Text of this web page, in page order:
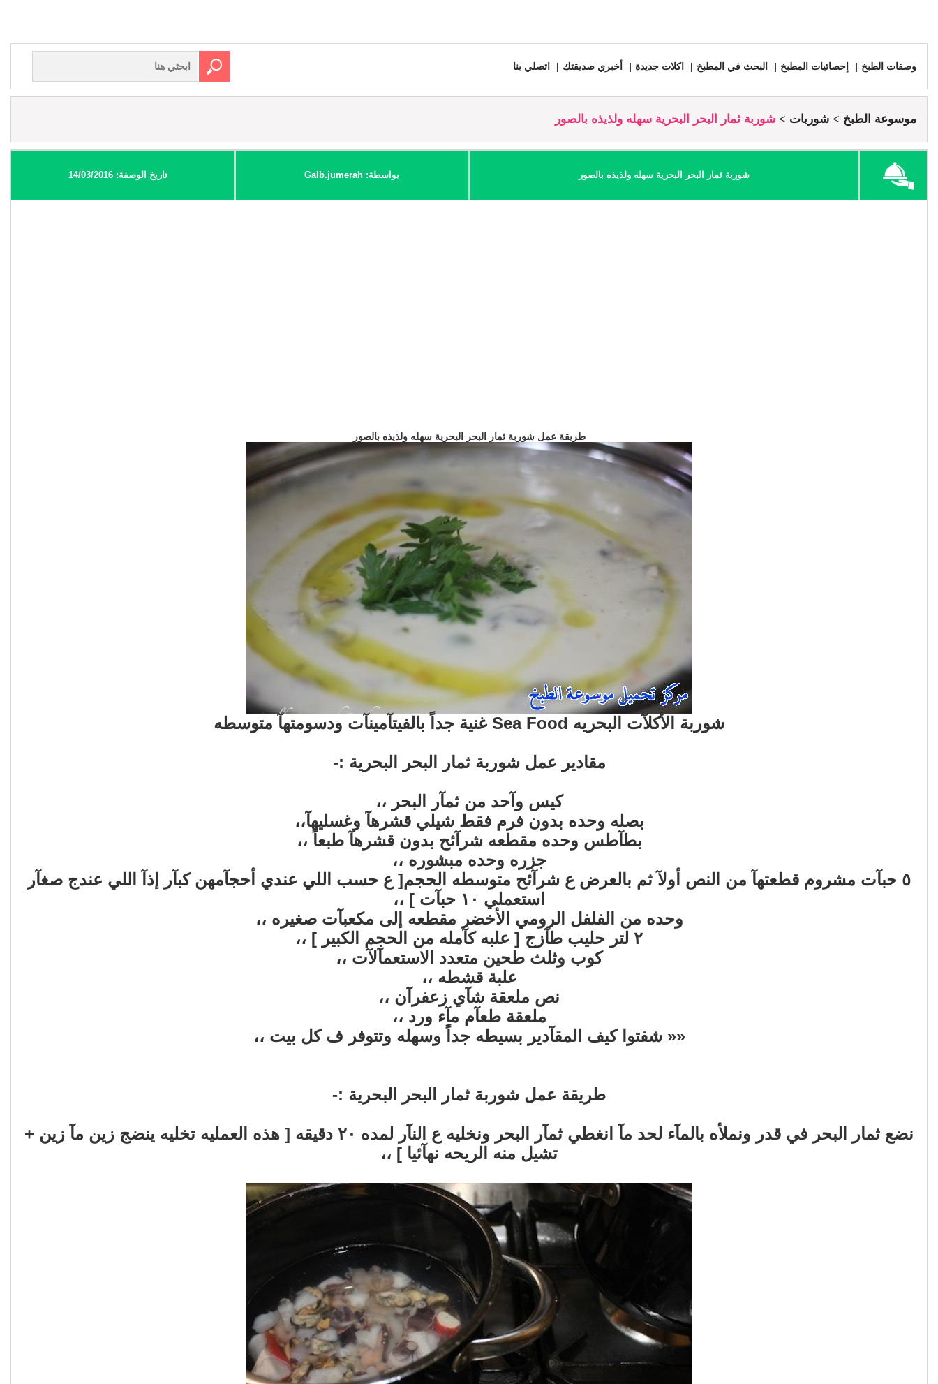
وصفات الطبخ إحصائيات المطبخ البحث في المطبخ اكلات جديدة أخبري صديقتك اتصلي بنا
موسوعة الطبخ شوربات شوربة ثمار البحر البحرية سهله ولذيذه بالصور
شوربة ثمار البحر البحرية سهله ولذيذه بالصور بواسطة: Galb.jumerah تاريخ الوصفة: 14/03/2016
طريقة عمل شوربة ثمار البحر البحرية سهله ولذيذه بالصور
شوربة الأكلآت البحريه Sea Food غنية جداً بالفيتآمينآت ودسومتهآ متوسطه
مقادير عمل شوربة ثمار البحر البحرية :-
كيس وآحد من ثمآر البحر ،،
بصله وحده بدون فرم فقط شيلي قشرهآ وغسليهآ،،
بطآطس وحده مقطعه شرآئح بدون قشرهآ طبعاً ،،
جزره وحده مبشوره ،،
٥ حبآت مشروم قطعتهآ من النص أولآ ثم بالعرض ع شرآئح متوسطه الحجم[ ع حسب اللي عندي أحجآمهن كبآر إذآ اللي عندج صغآر
استعملي ١٠ حبآت ] ،،
وحده من الفلفل الرومي الأخضر مقطعه إلى مكعبآت صغيره ،،
٢ لتر حليب طآزج [ علبه كآمله من الحجم الكبير ] ،،
كوب وثلث طحين متعدد الاستعمآلآت ،،
علبة قشطه ،،
نص ملعقة شآي زعفرآن ،،
ملعقة طعآم مآء ورد ،،
«« شفتوا كيف المقآدير بسيطه جداً وسهله وتتوفر ف كل بيت ،،
طريقة عمل شوربة ثمار البحر البحرية :-
نضع ثمار البحر في قدر ونملأه بالمآء لحد مآ انغطي ثمآر البحر ونخليه ع النآر لمده ٢٠ دقيقه [ هذه العمليه تخليه ينضج زين مآ زين +
تشيل منه الريحه نهآئيا ] ،،